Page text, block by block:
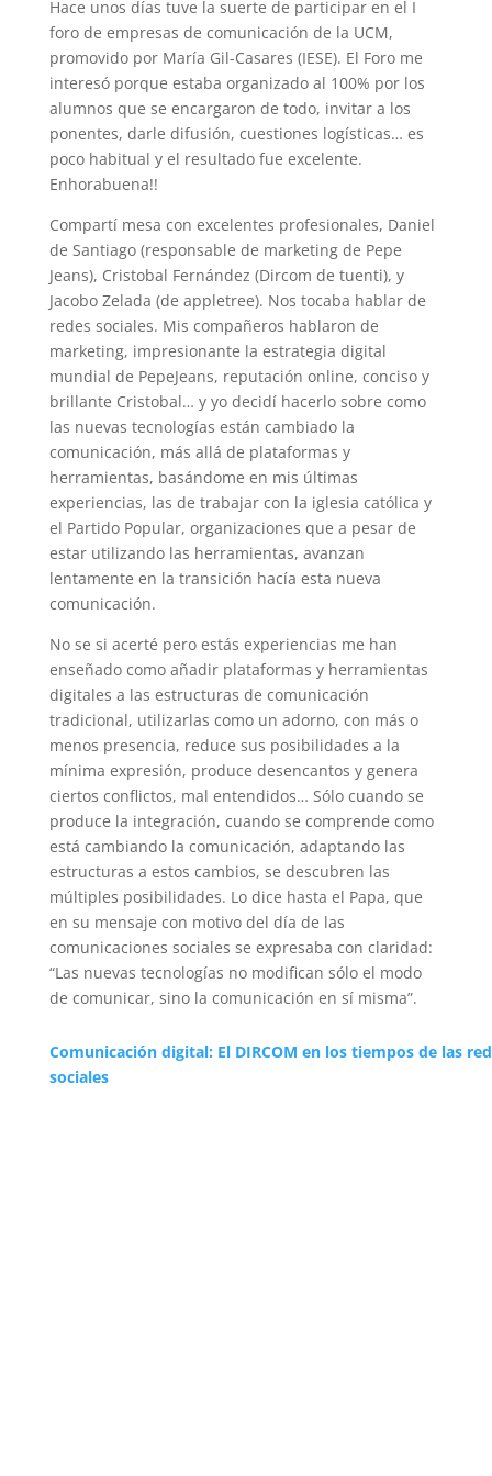
Hace unos días tuve la suerte de participar en el I
foro de empresas de comunicación de la UCM,
promovido por María Gil-Casares (IESE). El Foro me
interesó porque estaba organizado al 100% por los
alumnos que se encargaron de todo, invitar a los
ponentes, darle difusión, cuestiones logísticas… es
poco habitual y el resultado fue excelente.
Enhorabuena!!
Compartí mesa con excelentes profesionales, Daniel
de Santiago (responsable de marketing de Pepe
Jeans), Cristobal Fernández (Dircom de tuenti), y
Jacobo Zelada (de appletree). Nos tocaba hablar de
redes sociales. Mis compañeros hablaron de
marketing, impresionante la estrategia digital
mundial de PepeJeans, reputación online, conciso y
brillante Cristobal… y yo decidí hacerlo sobre como
las nuevas tecnologías están cambiado la
comunicación, más allá de plataformas y
herramientas, basándome en mis últimas
experiencias, las de trabajar con la iglesia católica y
el Partido Popular, organizaciones que a pesar de
estar utilizando las herramientas, avanzan
lentamente en la transición hacía esta nueva
comunicación.
No se si acerté pero estás experiencias me han
enseñado como añadir plataformas y herramientas
digitales a las estructuras de comunicación
tradicional, utilizarlas como un adorno, con más o
menos presencia, reduce sus posibilidades a la
mínima expresión, produce desencantos y genera
ciertos conflictos, mal entendidos… Sólo cuando se
produce la integración, cuando se comprende como
está cambiando la comunicación, adaptando las
estructuras a estos cambios, se descubren las
múltiples posibilidades. Lo dice hasta el Papa, que
en su mensaje con motivo del día de las
comunicaciones sociales se expresaba con claridad:
“Las nuevas tecnologías no modifican sólo el modo
de comunicar, sino la comunicación en sí misma”.
Comunicación digital: El DIRCOM en los tiempos de las
sociales